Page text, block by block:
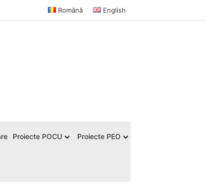
Română English
Proiecte POCU Proiecte PEO